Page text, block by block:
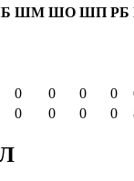
ШМ ШО ШП РБ
0 0 0 0
0 0 0 0